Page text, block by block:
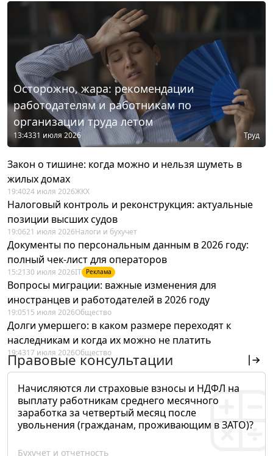
Осторожно, жара: рекомендации
работодателям и работникам по
организации труда летом
13:4331 июля 2026 Труд
Закон о тишине: когда можно и нельзя шуметь в
жилых домах
19:4024 июля 2026ЖКХ
Налоговый контроль и реконструкция: актуальные
позиции высших судов
19:0621 июля 2026Налоги и бухучет
Документы по персональным данным в 2026 году:
полный чек-лист для операторов
15:21 30 июля 2026IT Реклама
Вопросы миграции: важные изменения для
иностранцев и работодателей в 2026 году
19:0515 июля 2026Общество
Долги умершего: в каком размере переходят к
наследникам и когда их можно не платить
19:4317 июля 2026Общество
Правовые консультации
Начисляются ли страховые взносы и НДФЛ на
выплату работникам среднего месячного
заработка за четвертый месяц после
увольнения (гражданам, проживающим в ЗАТО)?
Бухучет и отчетность